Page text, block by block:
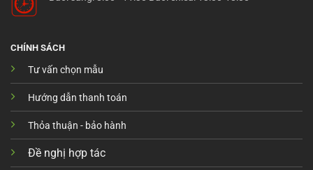
CHÍNH SÁCH
Tư vấn chọn mẫu
Hướng dẫn thanh toán
Thỏa thuận - bảo hành
Đề nghị hợp tác